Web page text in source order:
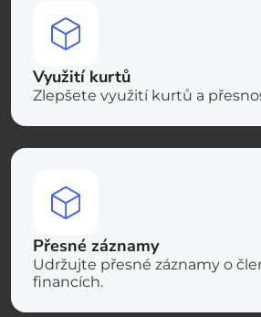
Využití kurtů
Zlepšete využití kurtů a
Přesné záznamy
Udržujte přesné záznamy o
financích.